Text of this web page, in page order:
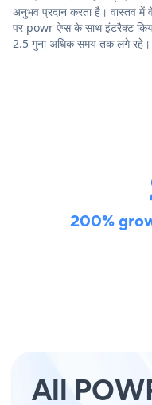
अनुभव प्रदान करता है। वास्तव में
पर powr ऐप्स के साथ इंटरैक्ट
2.5 गुना अधिक समय तक लगे रहे।
200%
All